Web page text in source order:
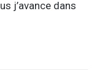
j’avance dans